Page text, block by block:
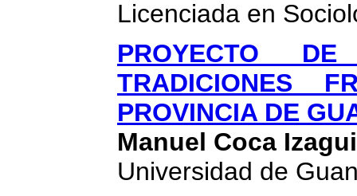
Licenciada en
PROYECTO
TRADICIONES
PROVINCIA DE
Manuel Coca
Universidad de